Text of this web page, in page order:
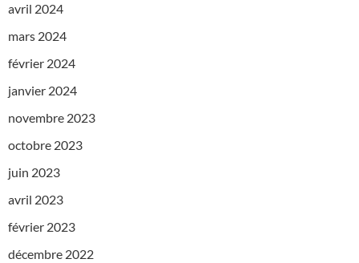
avril 2024
mars 2024
février 2024
janvier 2024
novembre 2023
octobre 2023
juin 2023
avril 2023
février 2023
décembre 2022